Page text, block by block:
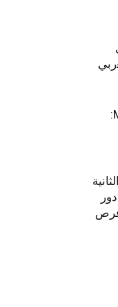
التأمينات المغربية حياة Maghrebia Vie: